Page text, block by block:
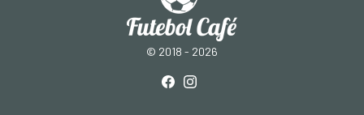
© 2018 - 2026